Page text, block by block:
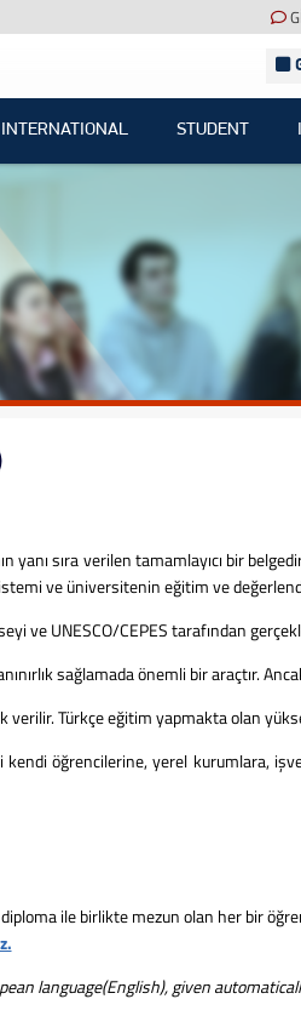
INTERNATIONAL STUDENT
sıra verilen tamamlayıcı bir
ve üniversitenin eğitim ve
ve UNESCO/CEPES tarafından
sağlamada önemli bir araçtır.
Türkçe eğitim yapmakta olan
öğrencilerine, yerel kurumlara,
ile birlikte mezun olan her bir
language(English), given